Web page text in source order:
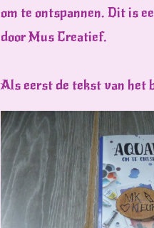
om te ontspannen. Dit is
door Mus Creatief.
Als eerst de tekst van het